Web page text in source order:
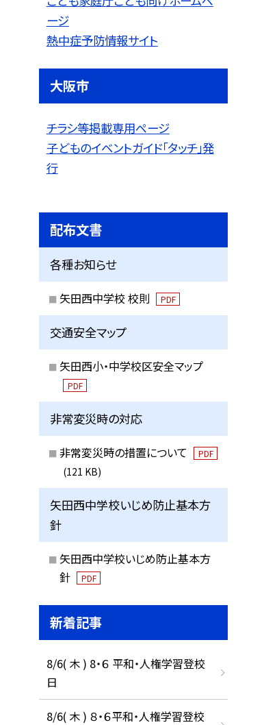
ージ
熱中症予防情報サイト
大阪市
チラシ等掲載専用ページ
子どものイベントガイド「タッチ」発
行
配布文書
各種お知らせ
矢田西中学校 校則 PDF
交通安全マップ
矢田西小・中学校区安全マップ
PDF
非常変災時の対応
非常変災時の措置について PDF
(121 KB)
矢田西中学校いじめ防止基本方
針
矢田西中学校いじめ防止基本方
針
PDF
新着記事
8/6( 木 ) 8・６ 平和・人権学習登校
日
8/6( 木 ) ８・６平和・人権学習登校